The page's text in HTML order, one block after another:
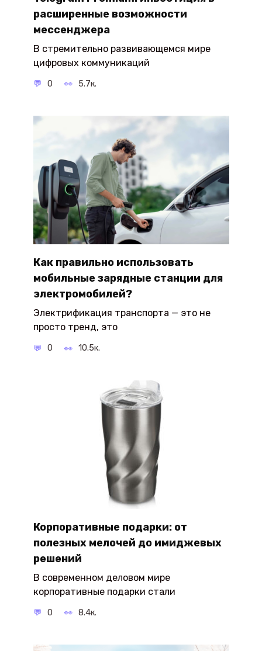
расширенные возможности
мессенджера
В стремительно развивающемся мире
цифровых коммуникаций
0 5.7к.
Как правильно использовать
мобильные зарядные станции для
электромобилей?
Электрификация транспорта — это не
просто тренд, это
0 10.5к.
Корпоративные подарки: от
полезных мелочей до имиджевых
решений
В современном деловом мире
корпоративные подарки стали
0 8.4к.